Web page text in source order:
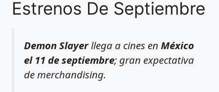
Estrenos De Septiembre
Demon Slayerllega a cines en México
el 11 de septiembre; gran expectativa
de merchandising.